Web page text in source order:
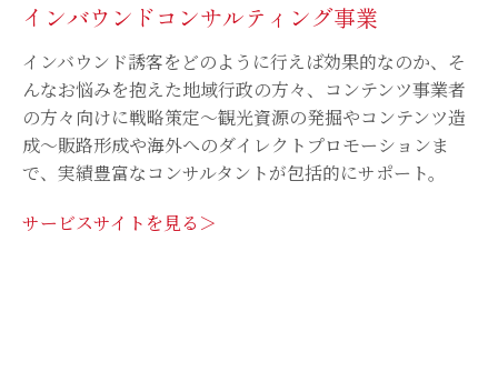
インバウンドコンサルティング事業
インバウンド誘客をどのように行えば効果的なのか、そ
んなお悩みを抱えた地域行政の方々、コンテンツ事業者
の方々向けに戦略策定〜観光資源の発掘やコンテンツ造
成〜販路形成や海外へのダイレクトプロモーションま
で、実績豊富なコンサルタントが包括的にサポート。
サービスサイトを見る＞